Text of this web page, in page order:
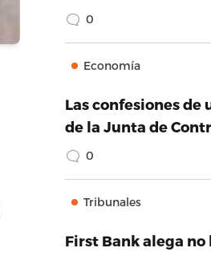
0
Economía
Las confesiones de
de la Junta de
0
Tribunales
First Bank alega no